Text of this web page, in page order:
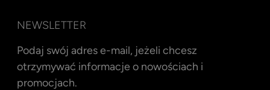
NEWSLETTER
Podaj swój adres e-mail, jeżeli chcesz
otrzymywać informacje o nowościach i
promocjach.